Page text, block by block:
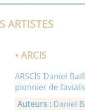
ARTISTES
• ARCIS
ARSCÏS Daniel
pionnier de
Auteurs : Daniel